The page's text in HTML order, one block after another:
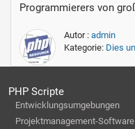
Programmierers von
Autor : admin
Kategorie: Dies
PHP Scripte
Entwicklungsumgebungen
Projektmanagement-Software